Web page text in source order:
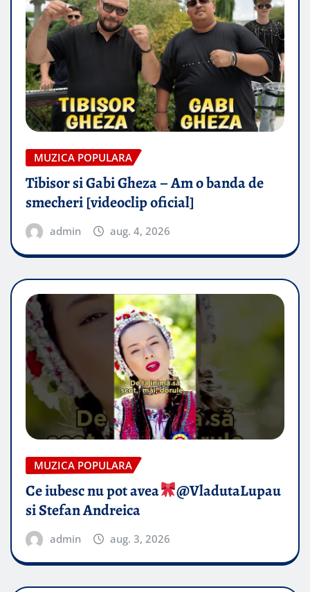
MUZICA POPULARA
Tibisor si Gabi Gheza – Am o banda de
smecheri [videoclip oficial]
admin aug. 4, 2026
MUZICA POPULARA
Ce iubesc nu pot avea
​@VladutaLupau
si Stefan Andreica
admin aug. 3, 2026